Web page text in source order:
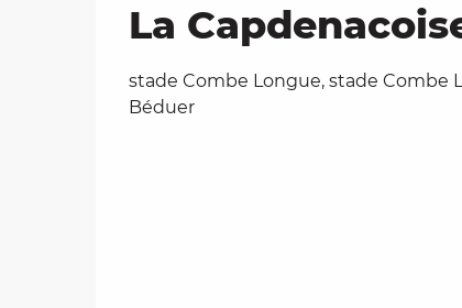
La
stade Combe Longue, stade Combe
Béduer